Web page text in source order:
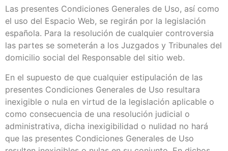
Las presentes Condiciones Generales de Uso, así como
el uso del Espacio Web, se regirán por la legislación
española. Para la resolución de cualquier controversia
las partes se someterán a los Juzgados y Tribunales del
domicilio social del Responsable del sitio web.
En el supuesto de que cualquier estipulación de las
presentes Condiciones Generales de Uso resultara
inexigible o nula en virtud de la legislación aplicable o
como consecuencia de una resolución judicial o
administrativa, dicha inexigibilidad o nulidad no hará
que las presentes Condiciones Generales de Uso